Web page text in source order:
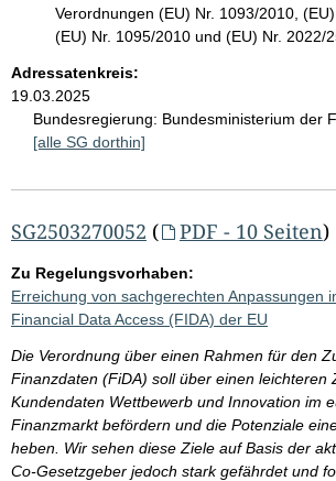
Verordnungen (EU) Nr. 1093/2010,
(EU) Nr. 1095/2010 und (EU) Nr. 2022/
Adressatenkreis:
19.03.2025
Bundesregierung: Bundesministerium der
[alle SG dorthin]
SG2503270052 ( PDF - 10 Seiten)
Zu Regelungsvorhaben:
Erreichung von sachgerechten Anpassungen
Financial Data Access (FIDA) der EU
Die Verordnung über einen Rahmen für den
Finanzdaten (FiDA) soll über einen leichteren
Kundendaten Wettbewerb und Innovation im
Finanzmarkt befördern und die Potenziale
heben. Wir sehen diese Ziele auf Basis der
Co-Gesetzgeber jedoch stark gefährdet und